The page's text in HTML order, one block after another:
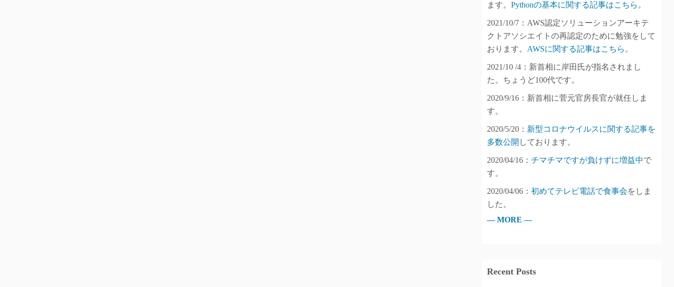
ます。 Pythonの基本に関する記事はこちら。
2021/10/7：AWS認定ソリューションアーキテ
クトアソシエイトの再認定のために勉強をして
おります。 AWSに関する記事はこちら。
2021/10 /4：新首相に岸田氏が指名されまし
た。ちょうど100代です。
2020/9/16：新首相に菅元官房長官が就任しま
す。
2020/5/20： 新型コロナウイルスに関する記事を
多数公開 しております。
2020/04/16： チマチマですが負けずに増益中で
す。
2020/04/06： 初めてテレビ電話で食事会をしま
した。
— MORE —
Recent Posts